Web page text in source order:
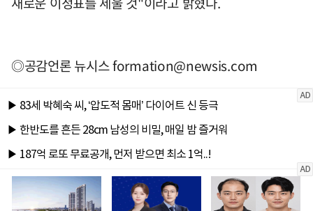
◎공감언론 뉴시스formation@newsis.com